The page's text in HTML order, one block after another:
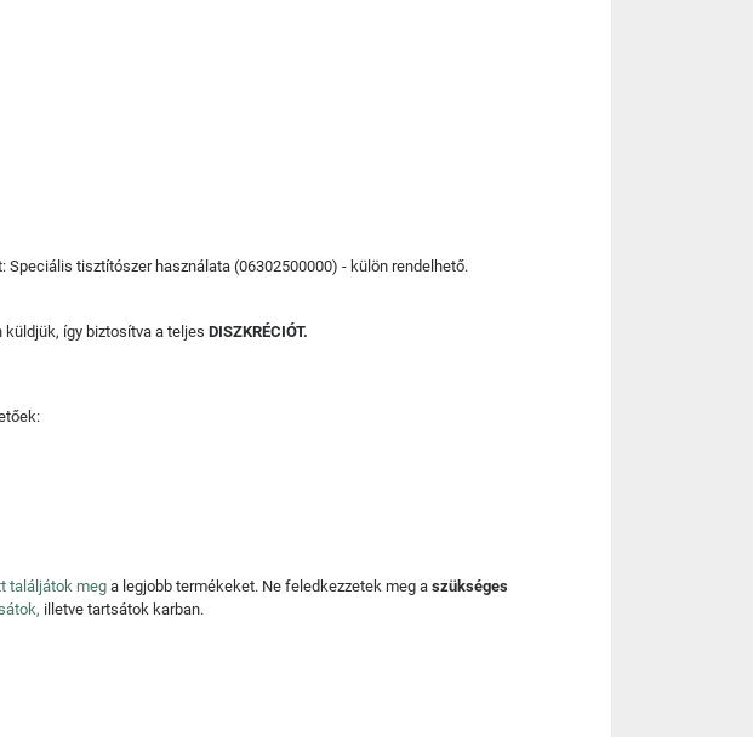
tisztítószer használata (06302500000) - külön rendelhető.
így biztosítva a teljes DISZKRÉCIÓT.
találjátok meg a legjobb termékeket. Ne feledkezzetek meg a szükséges
illetve tartsátok karban.